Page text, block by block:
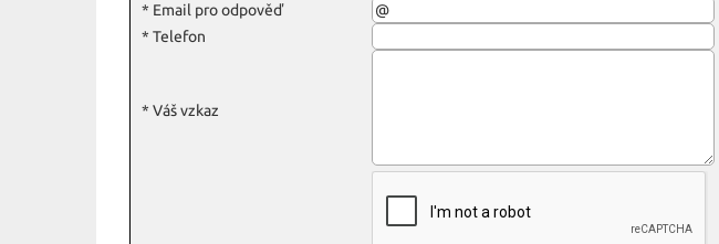
* Email pro odpověď
* Telefon
* Váš vzkaz